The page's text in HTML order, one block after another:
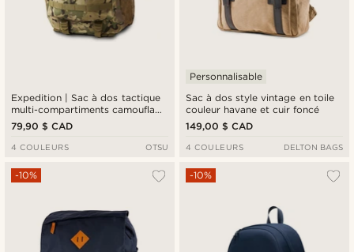
Expedition | Sac à dos tactique
multi-compartiments camouflage
avec panneau à patchs - 35 L
79,90 $ CAD
4 COULEURS OTSU
Sac à dos style vintage en toile
couleur havane et cuir foncé
Personnalisable
149,00 $ CAD
4 COULEURS DELTON BAGS
-10% -10%